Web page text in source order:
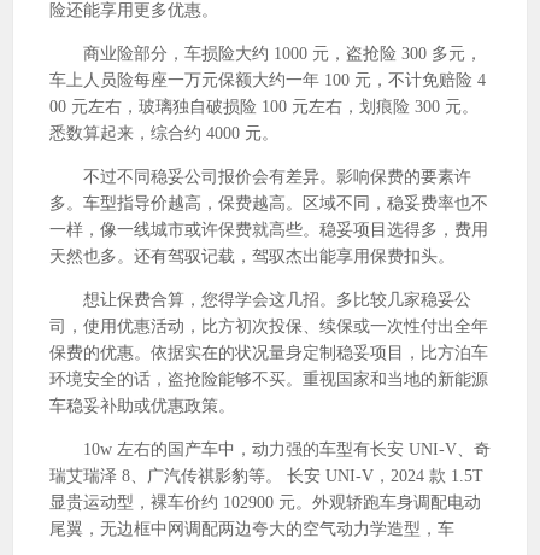
险还能享用更多优惠。
商业险部分，车损险大约 1000 元，盗抢险 300 多元，
车上人员险每座一万元保额大约一年 100 元，不计免赔险 4
00 元左右，玻璃独自破损险 100 元左右，划痕险 300 元。
悉数算起来，综合约 4000 元。
不过不同稳妥公司报价会有差异。影响保费的要素许
多。车型指导价越高，保费越高。区域不同，稳妥费率也不
一样，像一线城市或许保费就高些。稳妥项目选得多，费用
天然也多。还有驾驭记载，驾驭杰出能享用保费扣头。
想让保费合算，您得学会这几招。多比较几家稳妥公
司，使用优惠活动，比方初次投保、续保或一次性付出全年
保费的优惠。依据实在的状况量身定制稳妥项目，比方泊车
环境安全的话，盗抢险能够不买。重视国家和当地的新能源
车稳妥补助或优惠政策。
10w 左右的国产车中，动力强的车型有长安 UNI-V、奇
瑞艾瑞泽 8、广汽传祺影豹等。 长安 UNI-V，2024 款 1.5T
显贵运动型，裸车价约 102900 元。外观轿跑车身调配电动
尾翼，无边框中网调配两边夸大的空气动力学造型，车